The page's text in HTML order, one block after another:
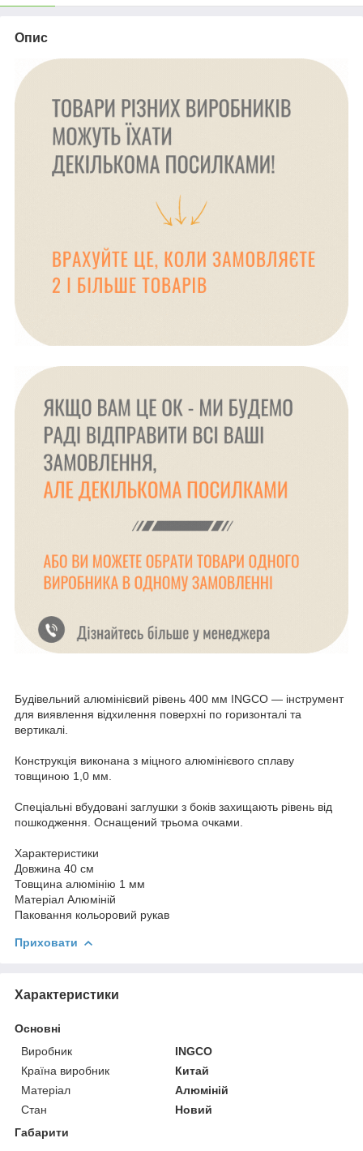
Опис
Будівельний алюмінієвий рівень 400 мм INGCO — інструмент
для виявлення відхилення поверхні по горизонталі та
вертикалі.
Конструкція виконана з міцного алюмінієвого сплаву
товщиною 1,0 мм.
Спеціальні вбудовані заглушки з боків захищають рівень від
пошкодження. Оснащений трьома очками.
Характеристики
Довжина 40 см
Товщина алюмінію 1 мм
Матеріал Алюміній
Паковання кольоровий рукав
Приховати
Характеристики
Основні
Виробник
INGCO
Країна виробник
Китай
Матеріал
Алюміній
Стан
Новий
Габарити